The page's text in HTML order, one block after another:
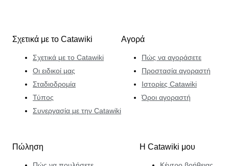
Σχετικά με το Catawiki
Σχετικά με το Catawiki
Οι ειδικοί μας
Σταδιοδρομία
Τύπος
Συνεργασία με την Catawiki
Αγορά
Πώς να αγοράσετε
Προστασία αγοραστή
Ιστορίες Catawiki
Όροι αγοραστή
Πώληση Η Catawiki μου